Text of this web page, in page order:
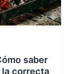
saber
la correcta